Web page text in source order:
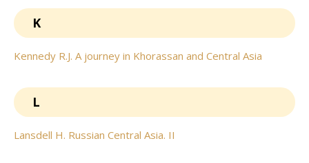
K
Kennedy R.J. A journey in Khorassan and Central Asia
L
Lansdell H. Russian Central Asia. II